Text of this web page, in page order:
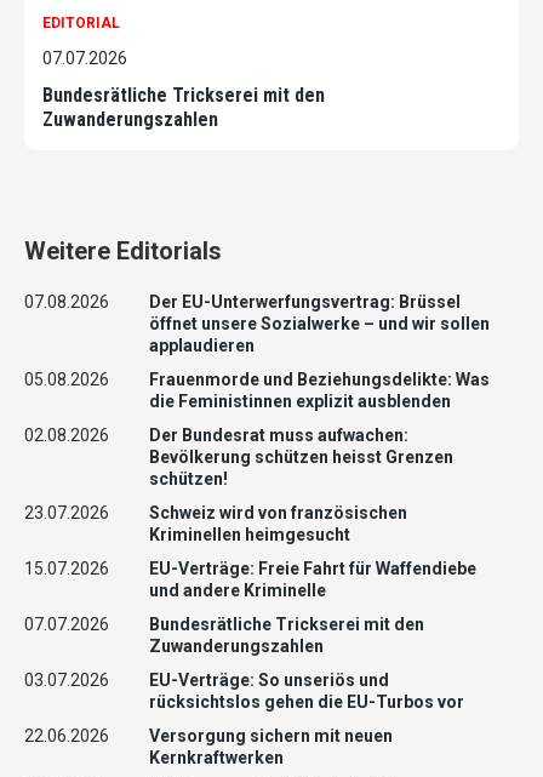
EDITORIAL
07.07.2026
Bundesrätliche Trickserei mit den
Zuwanderungszahlen
Weitere Editorials
07.08.2026
Der EU-Unterwerfungsvertrag: Brüssel
öffnet unsere Sozialwerke – und wir sollen
applaudieren
05.08.2026
Frauenmorde und Beziehungsdelikte: Was
die Feministinnen explizit ausblenden
02.08.2026
Der Bundesrat muss aufwachen:
Bevölkerung schützen heisst Grenzen
schützen!
23.07.2026
Schweiz wird von französischen
Kriminellen heimgesucht
15.07.2026
EU-Verträge: Freie Fahrt für Waffendiebe
und andere Kriminelle
07.07.2026
Bundesrätliche Trickserei mit den
Zuwanderungszahlen
03.07.2026
EU-Verträge: So unseriös und
rücksichtslos gehen die EU-Turbos vor
22.06.2026
Versorgung sichern mit neuen
Kernkraftwerken